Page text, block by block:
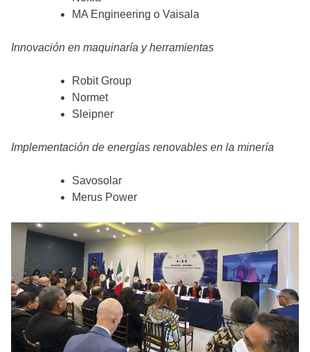
MA Engineering o Vaisala
Innovación en maquinaría y herramientas
Robit Group
Normet
Sleipner
Implementación de energías renovables en la minería
Savosolar
Merus Power